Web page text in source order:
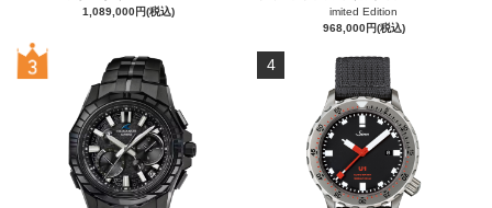
1,089,000円(税込)
imited Edition
968,000円(税込)
4